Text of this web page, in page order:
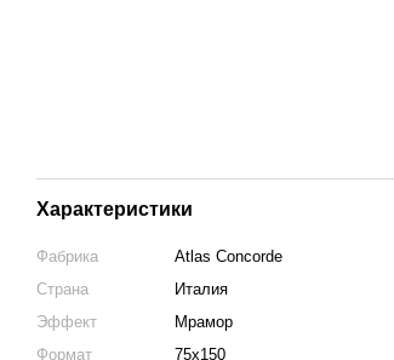
Характеристики
Фабрика
Atlas Concorde
Страна
Италия
Эффект
Мрамор
Формат
75х150